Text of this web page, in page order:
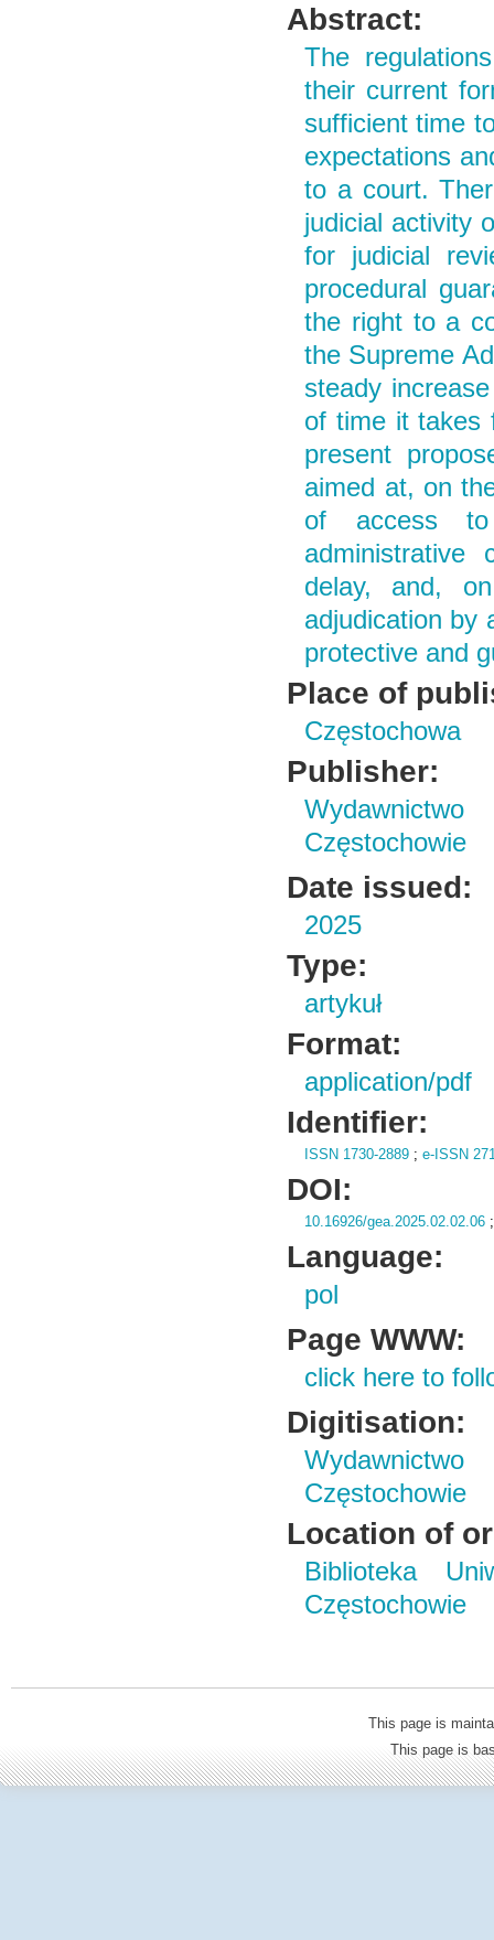
Abstract:
The
their current
sufficient time
expectations
to a court.
judicial activity
for judicial
procedural
the right to a
the Supreme
steady
of time it takes
present
aimed at, on
of access to
administrative
delay, and,
adjudication by
protective and
Place of
Częstochowa
Publisher:
Częstochowie
Date issued:
2025
Type:
artykuł
Format:
application/pdf
Identifier:
ISSN 1730-2889 ;e-ISSN
DOI:
10.16926/gea.2025.02.02.06
Language:
pol
Page WWW:
click here to
Digitisation:
Częstochowie
Location of
Biblioteka
Częstochowie
This page is
This page is